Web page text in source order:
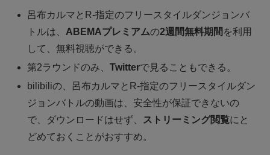
呂布カルマとR-指定のフリースタイルダンジョンバ
トルは、 ABEMAプレミアムの2週間無料期間 を利用
して、無料視聴ができる。
第2ラウンドのみ、Twitterで見ることもできる。
bilibiliの、呂布カルマとR-指定のフリースタイルダン
ジョンバトルの動画は、安全性が保証できないの
で、ダウンロードはせず、
ストリーミング閲覧にと
どめておくことがおすすめ。